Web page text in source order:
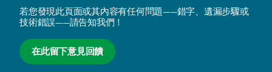
若您發現此頁面或其內容有任何問題——錯字、遺漏步驟或
技術錯誤——請告知我們！
在此留下意見回饋